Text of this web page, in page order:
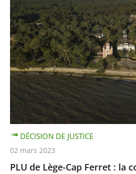
PLU de Lège-Cap Ferret : la
DÉCISION DE JUSTICE
02 mars 2023